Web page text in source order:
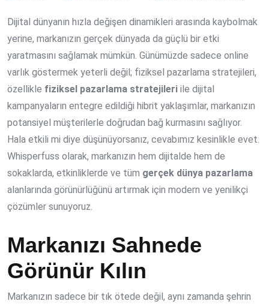
Dijital dünyanın hızla değişen dinamikleri arasında kaybolmak
yerine, markanızın gerçek dünyada da güçlü bir etki
yaratmasını sağlamak mümkün. Günümüzde sadece online
varlık göstermek yeterli değil; fiziksel pazarlama stratejileri,
özellikle fiziksel pazarlama stratejileri ile dijital
kampanyaların entegre edildiği hibrit yaklaşımlar, markanızın
potansiyel müşterilerle doğrudan bağ kurmasını sağlıyor.
Hala etkili mi diye düşünüyorsanız, cevabımız kesinlikle evet.
Whisperfuss olarak, markanızın hem dijitalde hem de
sokaklarda, etkinliklerde ve tüm gerçek dünya pazarlama
alanlarında görünürlüğünü artırmak için modern ve yenilikçi
çözümler sunuyoruz.
Markanızı Sahnede
Görünür Kılın
Markanızın sadece bir tık ötede değil, aynı zamanda şehrin